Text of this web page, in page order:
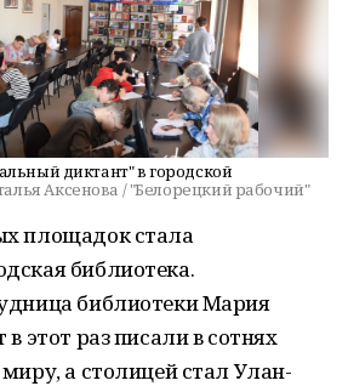
диктант" в городской
Аксенова / "Белорецкий рабочий"
площадок стала
библиотека.
библиотеки Мария
этот раз писали в сотнях
а столицей стал Улан-